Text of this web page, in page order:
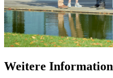
Weitere